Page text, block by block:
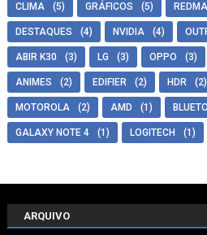
CLIMA (5) GRÁFICOS (5)
DESTAQUES (4) NVIDIA (4)
ABIR K30 (3) LG (3) OPPO (3)
ANIMES (2) EDIFIER (2) HDR (2)
MOTOROLA (2) AMD (1)
GALAXY NOTE 4 (1) LOGITECH (1)
ARQUIVO